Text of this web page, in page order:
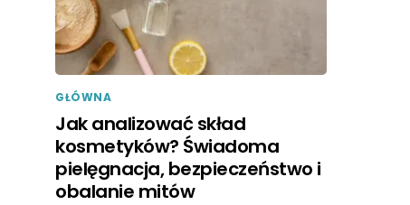
GŁÓWNA
Jak analizować skład
kosmetyków? Świadoma
pielęgnacja, bezpieczeństwo i
obalanie mitów